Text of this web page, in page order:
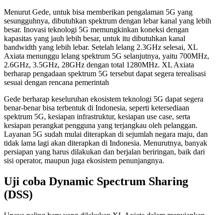
Menurut Gede, untuk bisa memberikan pengalaman 5G yang
sesungguhnya, dibutuhkan spektrum dengan lebar kanal yang lebih
besar. Inovasi teknologi 5G memungkinkan koneksi dengan
kapasitas yang jauh lebih besar, untuk itu dibutuhkan kanal
bandwidth yang lebih lebar. Setelah lelang 2.3GHz selesai, XL
Axiata menunggu lelang spektrum 5G selanjutnya, yaitu 700MHz,
2.6GHz, 3.5GHz, 28GHz dengan total 1280MHz. XL Axiata
berharap pengadaan spektrum 5G tersebut dapat segera terealisasi
sesuai dengan rencana pemerintah
Gede berharap keseluruhan ekosistem teknologi 5G dapat segera
benar-benar bisa terbentuk di Indonesia, seperti ketersediaan
spektrum 5G, kesiapan infrastruktur, kesiapan use case, serta
kesiapan perangkat pengguna yang terjangkau oleh pelanggan.
Layanan 5G sudah mulai diterapkan di sejumlah negara maju, dan
tidak lama lagi akan diterapkan di Indonesia. Menurutnya, banyak
persiapan yang harus dilakukan dan berjalan beriringan, baik dari
sisi operator, maupun juga ekosistem penunjangnya.
Uji coba Dynamic Spectrum Sharing
(DSS)